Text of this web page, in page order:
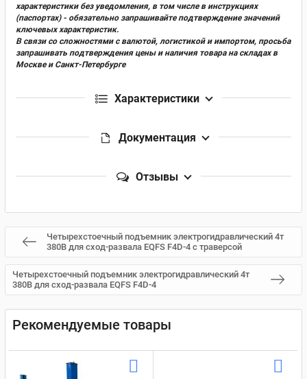
характеристики без уведомления, в том числе в инструкциях
(паспортах) - обязательно запрашивайте подтверждение значений
ключевых характеристик.
В связи со сложностями с валютой, логистикой и импортом, просьба
запрашивать подтверждения цены и наличия товара на складах в
Москве и Санкт-Петербурге
Характеристики
Документация
Отзывы
Четырехстоечный подъемник электрогидравлический 4т
380В для сход-развала EQFS F4D-4 с траверсой
Четырехстоечный подъемник электрогидравлический 4т
380В для сход-развала EQFS F4D-4
Рекомендуемые товары